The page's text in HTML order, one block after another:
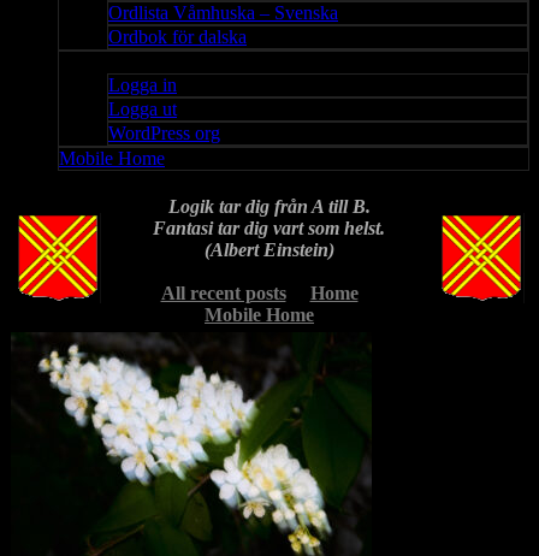
Ordlista Våmhuska – Svenska
Ordbok för dalska
Logga in
Logga ut
WordPress org
Mobile Home
Logik tar dig från A till B.
Fantasi tar dig vart som helst.
(Albert Einstein)
All recent posts
Home
Mobile Home